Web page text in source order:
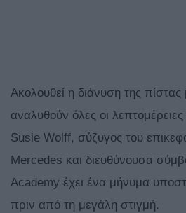
Ακολουθεί η διάνυση της
αναλυθούν όλες οι λεπτομέρειες
Susie Wolff, σύζυγος του
Mercedes και διευθύνουσα
Academy έχει ένα μήνυμα
πριν από τη μεγάλη στιγμή.